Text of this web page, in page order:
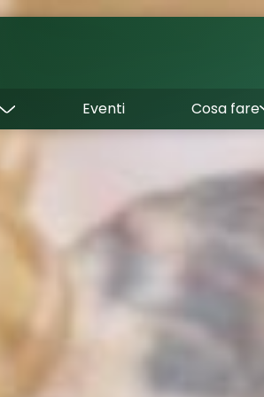
Eventi Cosa fare